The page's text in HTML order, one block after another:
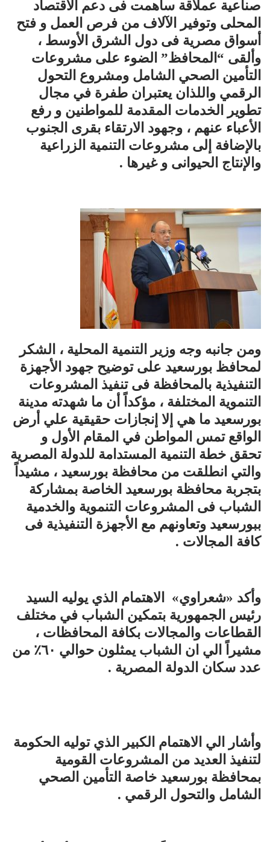
صناعية عملاقة ساهمت فى دعم الاقتصاد
المحلى وتوفير الآلاف من فرص العمل و فتح
أسواق مصرية فى دول الشرق الأوسط ،
وألقى “المحافظ” الضوء على مشروعات
التأمين الصحي الشامل ومشروع التحول
الرقمي واللذان يعتبران طفرة في مجال
تطوير الخدمات المقدمة للمواطنين و رفع
الأعباء عنهم ، وجهود الارتقاء بقرى الجنوب
بالإضافة إلى مشروعات التنمية الزراعية
والإنتاج الحيوانى و غيرها .
ومن جانبه وجه وزير التنمية المحلية ، الشكر
لمحافظ بورسعيد على توضيح جهود الأجهزة
التنفيذية بالمحافظة فى تنفيذ المشروعات
التنموية المختلفة ، مؤكداً أن ما شهدته مدينة
بورسعيد ما هي إلا إنجازات حقيقية علي أرض
الواقع تمس المواطن في المقام الأول و
تحقق خطة التنمية المستدامة للدولة المصرية
والتي انطلقت من محافظة بورسعيد ، مشيداً
بتجربة محافظة بورسعيد الخاصة بمشاركة
الشباب فى المشروعات التنموية والخدمية
ببورسعيد وتعاونهم مع الأجهزة التنفيذية فى
كافة المجالات .
وأكد «شعراوي» الاهتمام الذي يوليه السيد
رئيس الجمهورية بتمكين الشباب في مختلف
القطاعات والمجالات بكافة المحافظات ،
مشيراً الي ان الشباب يمثلون حوالي ٦٠٪؜ من
عدد سكان الدولة المصرية .
وأشار الي الاهتمام الكبير الذي توليه الحكومة
لتنفيذ العديد من المشروعات القومية
بمحافظة بورسعيد خاصة التأمين الصحي
الشامل والتحول الرقمي .